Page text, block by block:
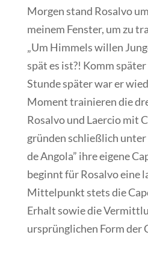
Morgen stand Rosalvo
meinem Fenster, um zu
„Um Himmels willen
spät es ist?! Komm
Stunde später war er
Moment trainieren die
Rosalvo und Laercio mit
gründen schließlich unter
de Angola” ihre eigene
beginnt für Rosalvo eine
Mittelpunkt stets die
Erhalt sowie die
ursprünglichen Form der